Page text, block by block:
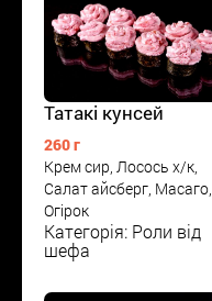
Татакі кунсей
260 г
Крем сир, Лосось х/к,
Салат айсберг, Масаго,
Огірок
Категорія: Роли від
шефа